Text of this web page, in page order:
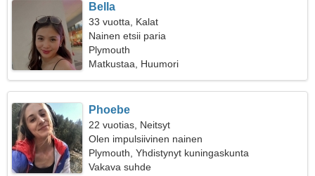
Bella
33 vuotta, Kalat
Nainen etsii paria
Plymouth
Matkustaa, Huumori
Phoebe
22 vuotias, Neitsyt
Olen impulsiivinen nainen
Plymouth, Yhdistynyt kuningaskunta
Vakava suhde